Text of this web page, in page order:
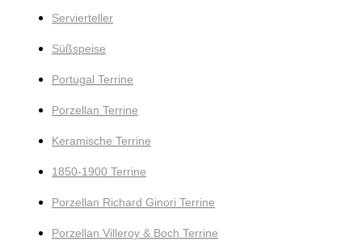
Servierteller
Süßspeise
Portugal Terrine
Porzellan Terrine
Keramische Terrine
1850-1900 Terrine
Porzellan Richard Ginori Terrine
Porzellan Villeroy & Boch Terrine